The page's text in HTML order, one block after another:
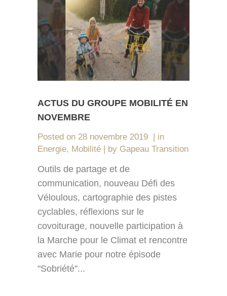
ACTUS DU GROUPE MOBILITÉ EN
NOVEMBRE
Posted on 28 novembre 2019
in
Energie, Mobilité by Gapeau Transition
Outils de partage et de
communication, nouveau Défi des
Véloulous, cartographie des pistes
cyclables, réflexions sur le
covoiturage, nouvelle participation à
la Marche pour le Climat et rencontre
avec Marie pour notre épisode
"Sobriété"...